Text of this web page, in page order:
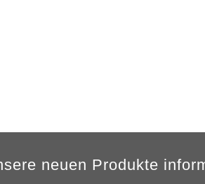
neuen Produkte